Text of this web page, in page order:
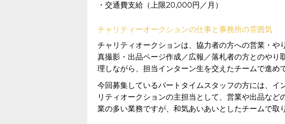
・交通費支給（上限20,000円／月）
チャリティーオークションの仕事と事務所の雰囲気
チャリティオークションは、協力者の方への営業・や
真撮影・出品ページ作成／広報／落札者の方とのやり
理しながら、担当インターン生を交えたチームで進め
今回募集しているパートタイムスタッフの方には、イ
リティオークションの主担当として、営業や出品な
業の多い業務ですが、和気あいあいとしたチームで取